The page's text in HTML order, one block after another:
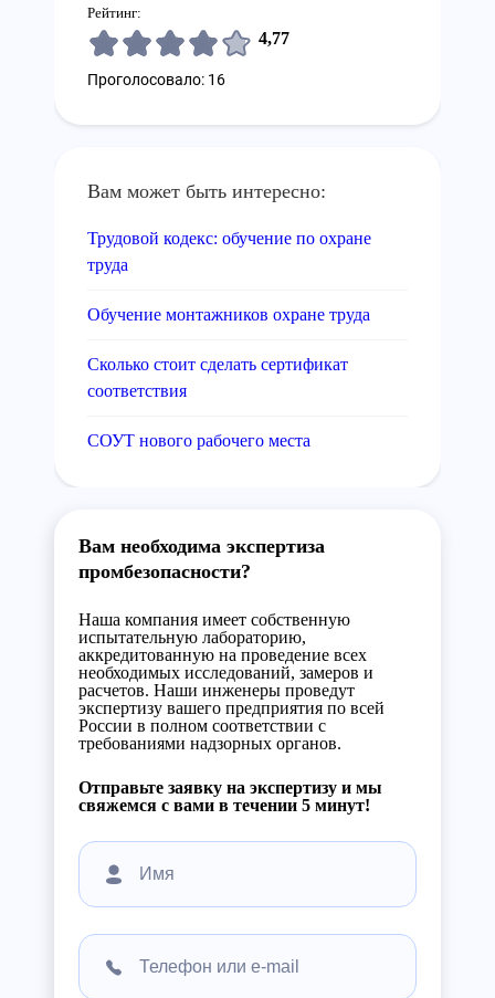
Рейтинг:
4,77
Проголосовало: 16
Вам может быть интересно:
Трудовой кодекс: обучение по охране
труда
Обучение монтажников охране труда
Сколько стоит сделать сертификат
соответствия
СОУТ нового рабочего места
Вам необходима экспертиза
промбезопасности?
Наша компания имеет собственную
испытательную лабораторию,
аккредитованную на проведение всех
необходимых исследований, замеров и
расчетов. Наши инженеры проведут
экспертизу вашего предприятия по всей
России в полном соответствии с
требованиями надзорных органов.
Отправьте заявку на экспертизу и мы
свяжемся с вами в течении 5 минут!